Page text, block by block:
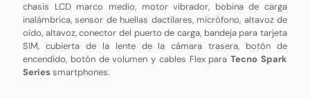
chasis LCD marco medio, motor vibrador, bobina de carga
inalámbrica, sensor de huellas dactilares, micrófono, altavoz de
oído, altavoz, conector del puerto de carga, bandeja para tarjeta
SIM, cubierta de la lente de la cámara trasera, botón de
encendido, botón de volumen y cables Flex paraTecno Spark
Seriessmartphones.